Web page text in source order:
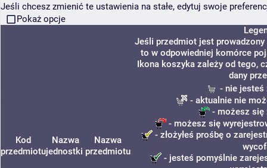
Jeśli chcesz zmienić te ustawienia na stałe, edytuj swoje
Pokaż opcje
Kod
przedmiotu
Nazwa
jednostki
Nazwa
przedmiotu
Jeśli przedmiot jest
to w odpowiedniej komórce
Ikona koszyka zależy od tego,
dany
- nie jesteś
- aktualnie nie
- możesz się
- możesz się
- złożyłeś prośbę o
- jesteś pomyślnie